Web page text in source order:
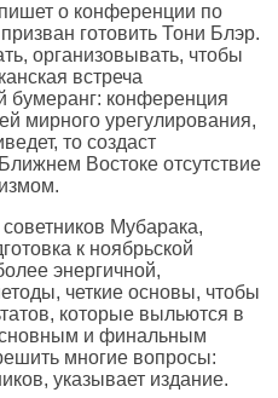
пишет о конференции по
готовить Тони Блэр.
организовывать, чтобы
встреча
бумеранг: конференция
мирного урегулирования,
то создаст
Востоке отсутствие
Мубарака,
к ноябрьской
энергичной,
четкие основы, чтобы
которые выльются в
и финальным
многие вопросы:
указывает издание.